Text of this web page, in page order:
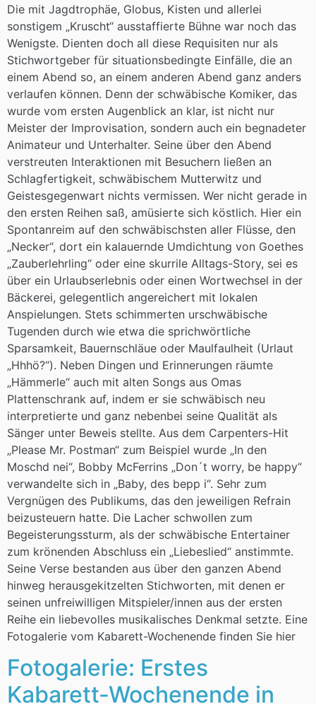
Die mit Jagdtrophäe, Globus, Kisten und allerlei
sonstigem „Kruscht“ ausstaffierte Bühne war noch das
Wenigste. Dienten doch all diese Requisiten nur als
Stichwortgeber für situationsbedingte Einfälle, die an
einem Abend so, an einem anderen Abend ganz anders
verlaufen können. Denn der schwäbische Komiker, das
wurde vom ersten Augenblick an klar, ist nicht nur
Meister der Improvisation, sondern auch ein begnadeter
Animateur und Unterhalter. Seine über den Abend
verstreuten Interaktionen mit Besuchern ließen an
Schlagfertigkeit, schwäbischem Mutterwitz und
Geistesgegenwart nichts vermissen. Wer nicht gerade in
den ersten Reihen saß, amüsierte sich köstlich. Hier ein
Spontanreim auf den schwäbischsten aller Flüsse, den
„Necker“, dort ein kalauernde Umdichtung von Goethes
„Zauberlehrling“ oder eine skurrile Alltags-Story, sei es
über ein Urlaubserlebnis oder einen Wortwechsel in der
Bäckerei, gelegentlich angereichert mit lokalen
Anspielungen. Stets schimmerten urschwäbische
Tugenden durch wie etwa die sprichwörtliche
Sparsamkeit, Bauernschläue oder Maulfaulheit (Urlaut
„Hhhö?“). Neben Dingen und Erinnerungen räumte
„Hämmerle“ auch mit alten Songs aus Omas
Plattenschrank auf, indem er sie schwäbisch neu
interpretierte und ganz nebenbei seine Qualität als
Sänger unter Beweis stellte. Aus dem Carpenters-Hit
„Please Mr. Postman“ zum Beispiel wurde „In den
Moschd nei“, Bobby McFerrins „Don´t worry, be happy“
verwandelte sich in „Baby, des bepp i“. Sehr zum
Vergnügen des Publikums, das den jeweiligen Refrain
beizusteuern hatte. Die Lacher schwollen zum
Begeisterungssturm, als der schwäbische Entertainer
zum krönenden Abschluss ein „Liebeslied“ anstimmte.
Seine Verse bestanden aus über den ganzen Abend
hinweg herausgekitzelten Stichworten, mit denen er
seinen unfreiwilligen Mitspieler/innen aus der ersten
Reihe ein liebevolles musikalisches Denkmal setzte. Eine
Fotogalerie vom Kabarett-Wochenende finden Sie hier
Fotogalerie: Erstes
Kabarett-Wochenende in